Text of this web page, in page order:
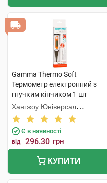
Gamma Thermo Soft
Термометр електронний з
гнучким кінчиком 1 шт
Хангжоу Юніверсал
Електронік
Є в наявності
від 296.30 грн
КУПИТИ